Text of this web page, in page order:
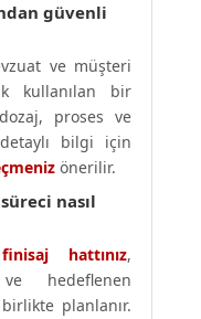
güvenli
ve müşteri
kullanılan bir
proses ve
bilgi için
önerilir.
nasıl
finisaj hattınız,
hedeflenen
planlanır.